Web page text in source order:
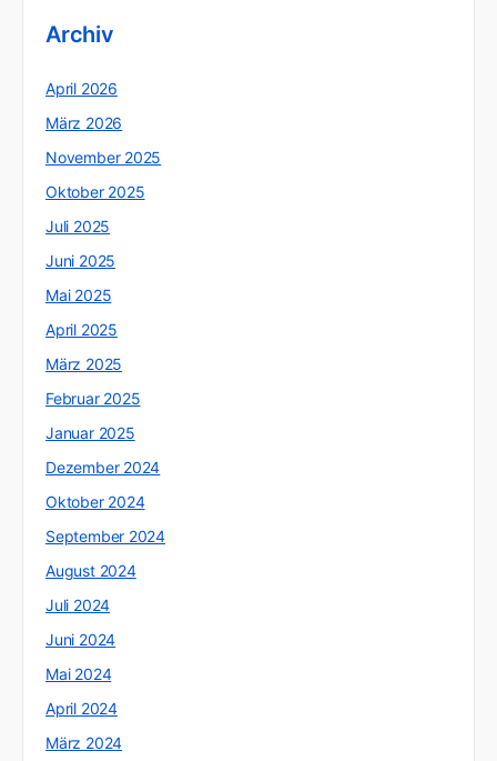
Archiv
April 2026
März 2026
November 2025
Oktober 2025
Juli 2025
Juni 2025
Mai 2025
April 2025
März 2025
Februar 2025
Januar 2025
Dezember 2024
Oktober 2024
September 2024
August 2024
Juli 2024
Juni 2024
Mai 2024
April 2024
März 2024